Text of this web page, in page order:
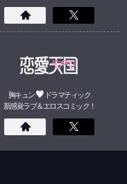
胸キュン
ドラマティック
新感覚ラブ＆エロスコミック！